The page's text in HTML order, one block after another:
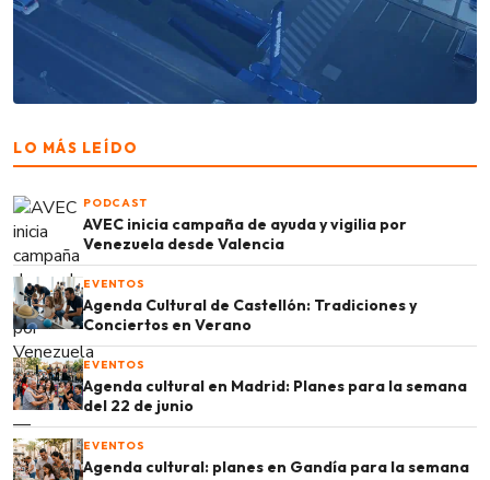
LO MÁS LEÍDO
PODCAST
AVEC inicia campaña de ayuda y vigilia por
Venezuela desde Valencia
EVENTOS
Agenda Cultural de Castellón: Tradiciones y
Conciertos en Verano
EVENTOS
Agenda cultural en Madrid: Planes para la semana
del 22 de junio
EVENTOS
Agenda cultural: planes en Gandía para la semana